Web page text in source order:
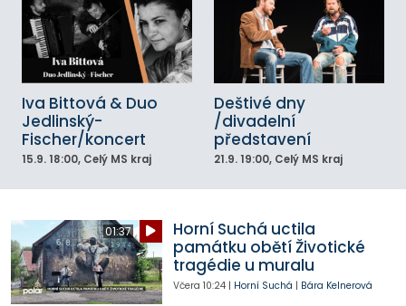
Iva Bittová & Duo
Jedlinský-
Fischer/koncert
15.9. 18:00, Celý MS kraj
Deštivé dny
/divadelní
představení
21.9. 19:00, Celý MS kraj
01:37
Horní Suchá uctila
památku obětí Životické
tragédie u muralu
Včera 10:24| Horní Suchá | Bára Kelnerová